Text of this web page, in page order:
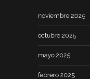
noviembre 2025
octubre 2025
mayo 2025
febrero 2025